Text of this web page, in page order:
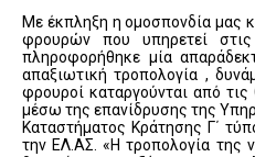
Με έκπληξη η ομοσπονδία μας
φρουρών που υπηρετεί
πληροφορήθηκε μία
απαξιωτική τροπολογία ,
φρουροί καταργούνται από
μέσω της επανίδρυσης της
Καταστήματος Κράτησης Γ΄
την ΕΛ.ΑΣ. «Η τροπολογία της